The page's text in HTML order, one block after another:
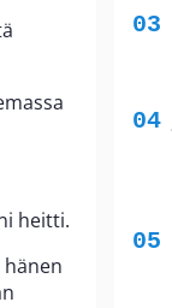
heitti.
hänen